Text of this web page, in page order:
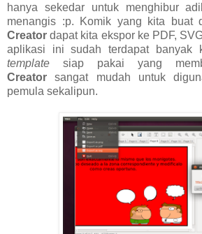
hanya sekedar untuk menghibur
menangis :p. Komik yang kita buat
Creator dapat kita ekspor ke PDF,
aplikasi ini sudah terdapat banyak
template siap pakai yang
Creator sangat mudah untuk
pemula sekalipun.